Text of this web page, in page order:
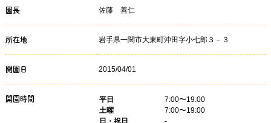
園長 佐藤 善仁
所在地 岩手県一関市大東町沖田字小七郎３－３
開園日 2015/04/01
開園時間 平日
7:00〜19:00
土曜
7:00〜19:00
日・祝日
-